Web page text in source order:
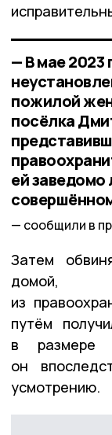
— В мае 2023
пожилой
посёлка
ей
сообщили в
Затем
домой,
из
путём
в размере
он
усмотрению.